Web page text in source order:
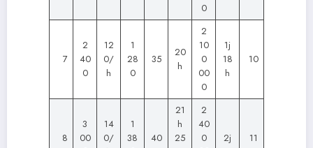
0
7
2
40
0
12
0/
h
1
28
0
35
20
h
2
10
0
00
0
1j
18
h
10
8
3
00
14
0/
1
38
40
21
h
25
2
40
0
2j 11